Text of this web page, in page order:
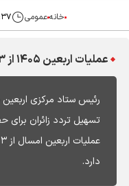
خانهعمومی
عملیات اربعین ۱۴۰۵ از ۳ مرداد آغاز می‌شود
رئیس ستاد مرکزی اربعین
تسهیل تردد زائران
دارد.